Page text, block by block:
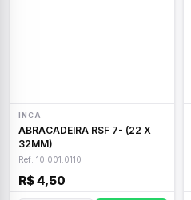
INCA
ABRACADEIRA RSF 7- (22 X
32MM)
Ref: 10.001.0110
R$ 4,50